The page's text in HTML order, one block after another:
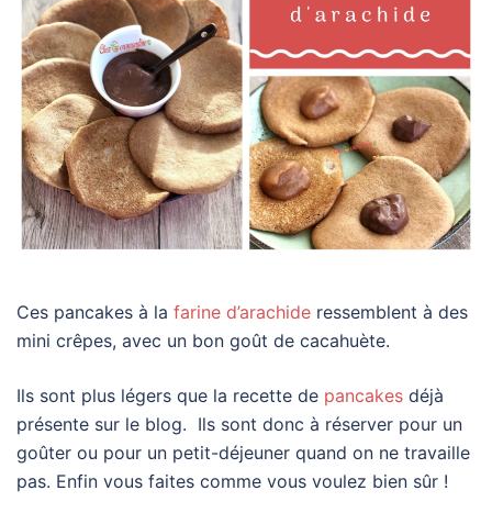
Ces pancakes à la farine d’arachide ressemblent à des
mini crêpes, avec un bon goût de cacahuète.
Ils sont plus légers que la recette de pancakes déjà
présente sur le blog. Ils sont donc à réserver pour un
goûter ou pour un petit-déjeuner quand on ne travaille
pas. Enfin vous faites comme vous voulez bien sûr !